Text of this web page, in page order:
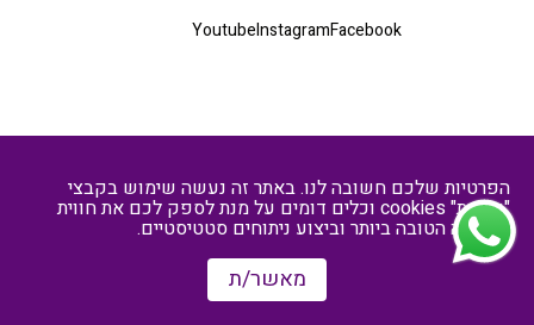
Facebook
Instagram
Youtube
טלפונית
הפרטיות שלכם חשובה לנו. באתר זה נעשה שימוש בקבצי
"עוגיות" cookies וכלים דומים על מנת לספק לכם את חווית
הגלישה הטובה ביותר וביצוע ניתוחים סטטיסטיים.
מאשר/ת